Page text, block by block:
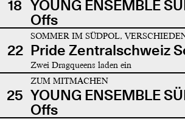
18 YOUNG ENSEMBLE
Offs
22
SOMMER IM SÜDPOL,
Pride Zentralschweiz
Zwei Dragqueens laden ein
25
ZUM MITMACHEN
YOUNG ENSEMBLE
Offs